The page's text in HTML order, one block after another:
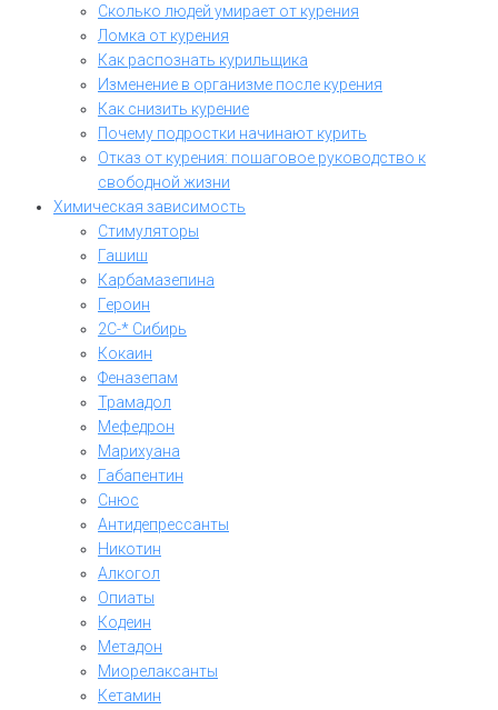
Сколько людей умирает от курения
Ломка от курения
Как распознать курильщика
Изменение в организме после курения
Как снизить курение
Почему подростки начинают курить
Отказ от курения: пошаговое руководство к
свободной жизни
Химическая зависимость
Стимуляторы
Гашиш
Карбамазепина
Героин
2C-* Сибирь
Кокаин
Феназепам
Трамадол
Мефедрон
Марихуана
Габапентин
Снюс
Антидепрессанты
Никотин
Алкогол
Опиаты
Кодеин
Метадон
Миорелаксанты
Кетамин